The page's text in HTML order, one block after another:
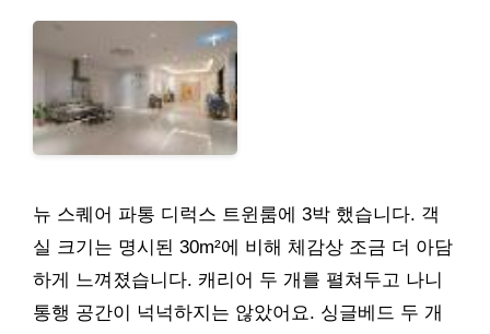
뉴 스퀘어 파통 디럭스 트윈룸에 3박 했습니다. 객
실 크기는 명시된 30m²에 비해 체감상 조금 더 아담
하게 느껴졌습니다. 캐리어 두 개를 펼쳐두고 나니
통행 공간이 넉넉하지는 않았어요. 싱글베드 두 개